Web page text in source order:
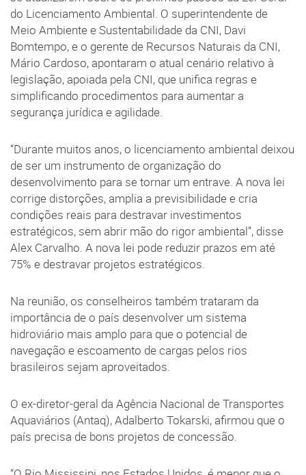
do Licenciamento Ambiental. O superintendente de
Meio Ambiente e Sustentabilidade da CNI, Davi
Bomtempo, e o gerente de Recursos Naturais da CNI,
Mário Cardoso, apontaram o atual cenário relativo à
legislação, apoiada pela CNI, que unifica regras e
simplificando procedimentos para aumentar a
segurança jurídica e agilidade.
“Durante muitos anos, o licenciamento ambiental deixou
de ser um instrumento de organização do
desenvolvimento para se tornar um entrave. A nova lei
corrige distorções, amplia a previsibilidade e cria
condições reais para destravar investimentos
estratégicos, sem abrir mão do rigor ambiental”, disse
Alex Carvalho. A nova lei pode reduzir prazos em até
75% e destravar projetos estratégicos.
Na reunião, os conselheiros também trataram da
importância de o país desenvolver um sistema
hidroviário mais amplo para que o potencial de
navegação e escoamento de cargas pelos rios
brasileiros sejam aproveitados.
O ex-diretor-geral da Agência Nacional de Transportes
Aquaviários (Antaq), Adalberto Tokarski, afirmou que o
país precisa de bons projetos de concessão.